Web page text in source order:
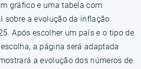
gráfico e uma tabela com
sobre a evolução da inflação
Após escolher um país e o tipo de
a página será adaptada
a evolução dos números de